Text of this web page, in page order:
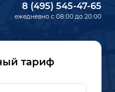
8 (495) 545-47-65
ежедневно с 08:00 до 20:00
тариф